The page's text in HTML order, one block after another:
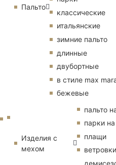
Пальто
классические
итальянские
зимние пальто
длинные
двубортные
в стиле max
бежевые
Изделия с
мехом
пальто
парки
плащи
ветровки